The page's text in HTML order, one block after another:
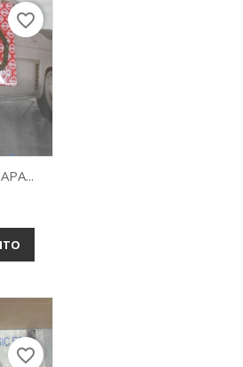
favorite_border
favorite_border